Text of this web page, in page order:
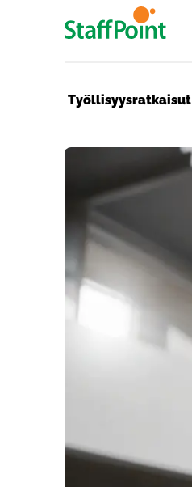
Hyppää pääsisältöön
Työllisyysratkaisut